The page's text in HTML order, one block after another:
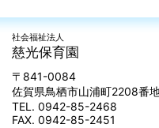
社会福祉法人
慈光保育園
〒841-0084
佐賀県鳥栖市山浦町2208番
TEL. 0942-85-2468
FAX. 0942-85-2451